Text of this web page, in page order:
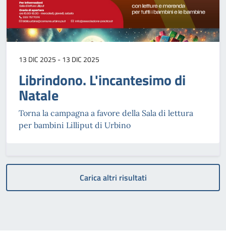
13 DIC 2025 - 13 DIC 2025
Librindono. L'incantesimo di
Natale
Torna la campagna a favore della Sala di lettura
per bambini Lilliput di Urbino
Carica altri risultati